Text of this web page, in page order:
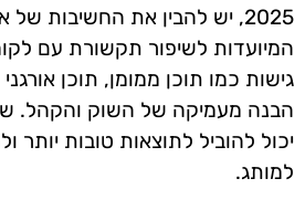
2025, יש להבין את החשיבות
המיועדות לשיפור תקשורת עם
גישות כמו תוכן ממומן, תוכן אורגני
הבנה מעמיקה של השוק והקהל.
יכול להוביל לתוצאות טובות יותר
למותג.